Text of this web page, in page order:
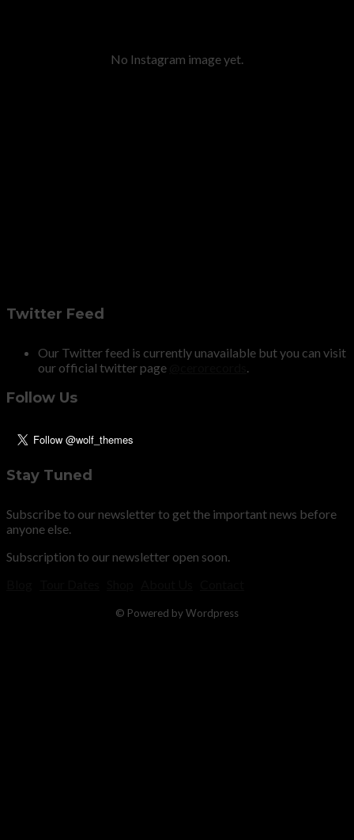
No Instagram image yet.
Twitter Feed
Our Twitter feed is currently unavailable but you can visit
our official twitter page
Follow Us
Stay Tuned
Subscribe to our newsletter to get the important news before
anyone else.
Subscription to our newsletter open soon.
© Powered by Wordpress